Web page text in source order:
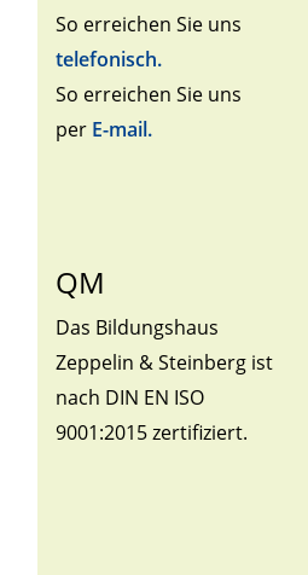
So erreichen Sie uns
telefonisch.
So erreichen Sie uns
per E-mail.
QM
Das Bildungshaus
Zeppelin & Steinberg ist
nach DIN EN ISO
9001:2015 zertifiziert.